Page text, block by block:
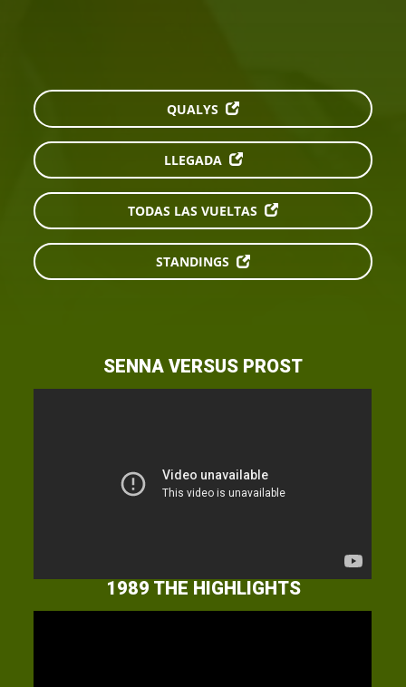
QUALYS
LLEGADA
TODAS LAS VUELTAS
STANDINGS
SENNA VERSUS PROST
1989 THE HIGHLIGHTS